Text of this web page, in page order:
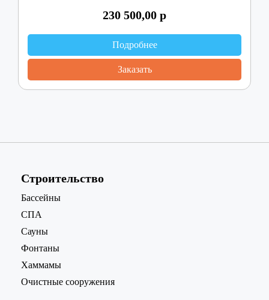
230 500,00 р
Подробнее
Заказать
Строительство
Бассейны
СПА
Сауны
Фонтаны
Хаммамы
Очистные сооружения